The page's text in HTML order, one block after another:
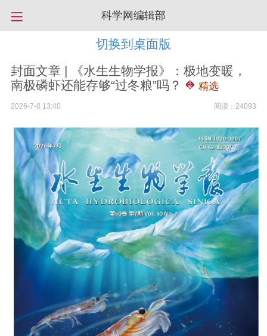
科学网编辑部
切换到桌面版
封面文章 | 《水生生物学报》：极地变暖，
南极磷虾还能存够“过冬粮”吗？
精选
2026-7-8 13:40 阅读：24093